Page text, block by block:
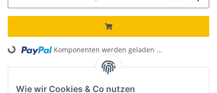
Loading... Komponenten werden geladen ...
Wie wir Cookies & Co nutzen